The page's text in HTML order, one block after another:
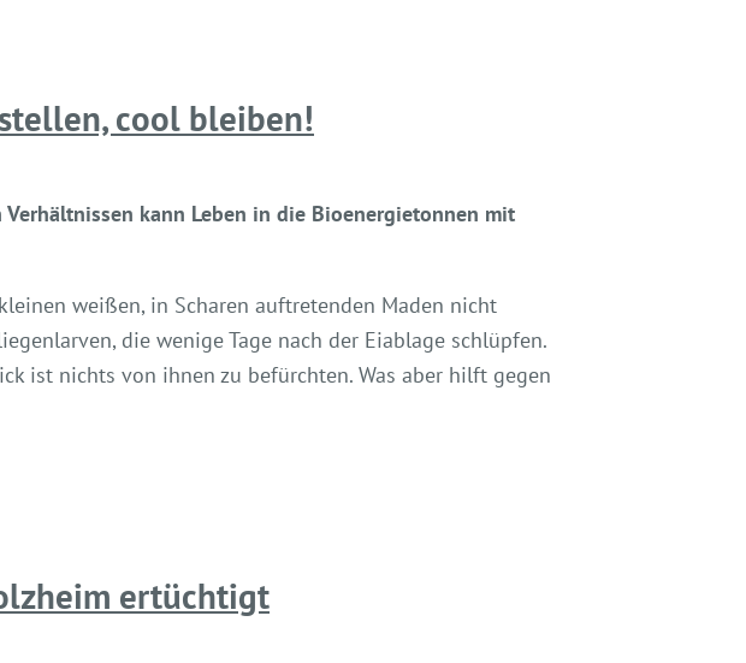
cool bleiben!
kann Leben in die Bioenergietonnen mit
weißen, in Scharen auftretenden Maden nicht
die wenige Tage nach der Eiablage schlüpfen.
ist nichts von ihnen zu befürchten. Was aber hilft gegen
ertüchtigt